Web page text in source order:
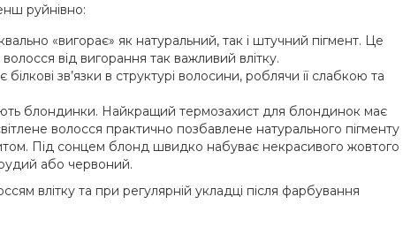
руйнівно:
«вигорає» як натуральний, так і штучний пігмент. Це
від вигорання так важливий влітку.
зв’язки в структурі волосини, роблячи її слабкою та
блондинки. Найкращий термозахист для блондинок має
волосся практично позбавлене натурального пігменту
Під сонцем блонд швидко набуває некрасивого жовтого
рудий або червоний.
влітку та при регулярній укладці після фарбування